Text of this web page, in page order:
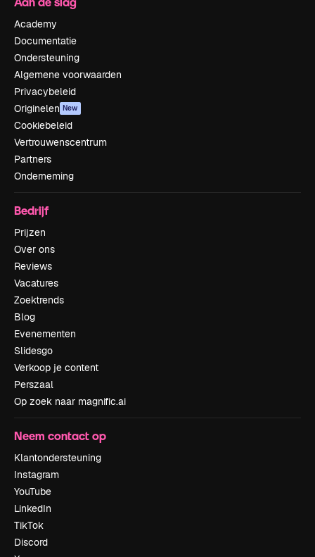
Academy
Documentatie
Ondersteuning
Algemene voorwaarden
Privacybeleid
Originelen New
Cookiebeleid
Vertrouwenscentrum
Partners
Onderneming
Bedrijf
Prijzen
Over ons
Reviews
Vacatures
Zoektrends
Blog
Evenementen
Slidesgo
Verkoop je content
Perszaal
Op zoek naar magnific.ai
Neem contact op
Klantondersteuning
Instagram
YouTube
LinkedIn
TikTok
Discord